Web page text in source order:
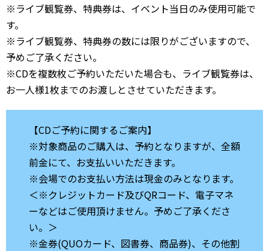
※ライブ観覧券、特典券は、イベント当日のみ使用可能で
す。
※ライブ観覧券、特典券の数には限りがございますので、
予めご了承ください。
※CDを複数枚ご予約いただいた場合も、ライブ観覧券は、
お一人様1枚までのお渡しとさせていただきます。
【CDご予約に関するご案内】
※対象商品のご購入は、予約となりますが、全額
前金にて、お支払いいただきます。
※会場でのお支払い方法は現金のみとなります。
＜※クレジットカード及びQRコード、電子マネ
ーなどはご使用頂けません。予めご了承くださ
い。＞
※金券(QUOカード、図書券、商品券)、その他割